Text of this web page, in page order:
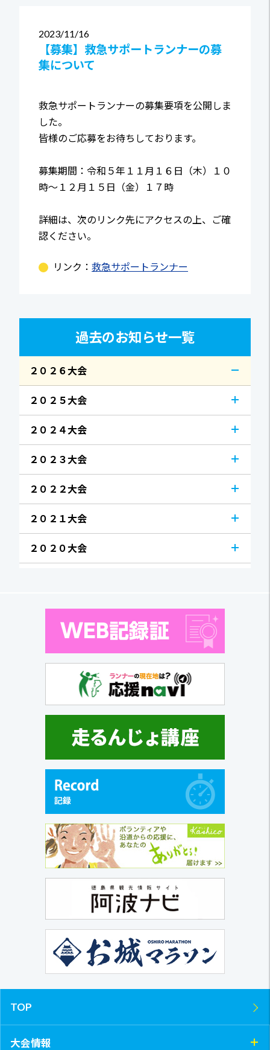
2023 11/16
【募集】救急サポートランナーの募
集について
救急サポートランナーの募集要項を公開しま
した。
皆様のご応募をお待ちしております。
募集期間：令和５年１１月１６日（木）１０
時～１２月１５日（金）１７時
詳細は、次のリンク先にアクセスの上、ご確
認ください。
リンク： 救急サポートランナー
過去のお知らせ一覧
２０２６大会
２０２５大会
２０２４大会
２０２３大会
２０２２大会
２０２１大会
２０２０大会
TOP
大会情報